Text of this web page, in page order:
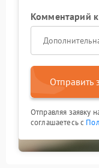
Комментарий к
Отправить
Отправляя заявку
соглашаетесь с